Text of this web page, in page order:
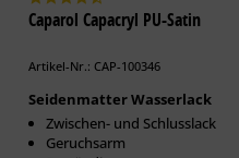
Caparol Capacryl PU-Satin
Artikel-Nr.: CAP-100346
Seidenmatter Wasserlack
Zwischen- und Schlusslack
Geruchsarm